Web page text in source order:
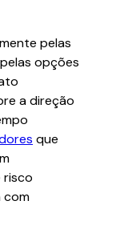
pelas
opções
a direção
que
risco
com